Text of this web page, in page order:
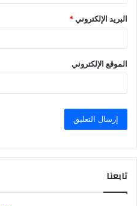
البريد الإلكتروني*
الموقع الإلكتروني
تابعنا